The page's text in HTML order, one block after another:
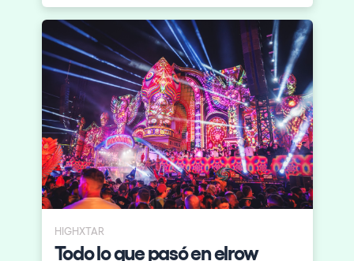
HIGHXTAR
Todo lo que pasó en elrow